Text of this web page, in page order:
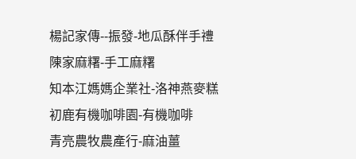
楊記家傳--振發-地瓜酥伴手禮
陳家麻糬-手工麻糬
知本江媽媽企業社-洛神燕麥糕
初鹿有機咖啡園-有機咖啡
青亮農牧農產行-麻油薑